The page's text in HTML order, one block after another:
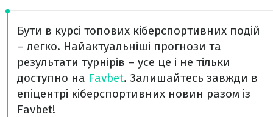
Бути в курсі топових кіберспортивних подій
– легко. Найактуальніші прогнози та
результати турнірів – усе це і не тільки
доступно на Favbet. Залишайтесь завжди в
епіцентрі кіберспортивних новин разом із
Favbet!